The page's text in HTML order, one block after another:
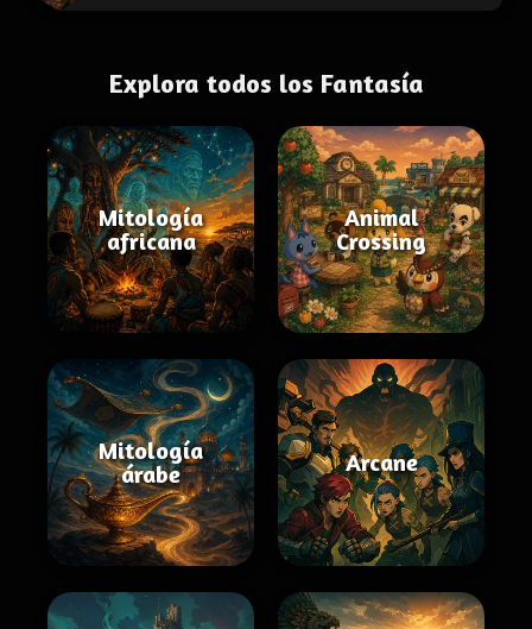
Explora todos los Fantasía
Mitología
africana
Animal
Crossing
Mitología
árabe
Arcane